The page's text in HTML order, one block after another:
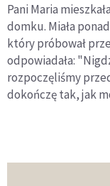
Pani Maria
domku. Miała
który próbował
odpowiadała:
rozpoczęliśmy
dokończę tak, jak